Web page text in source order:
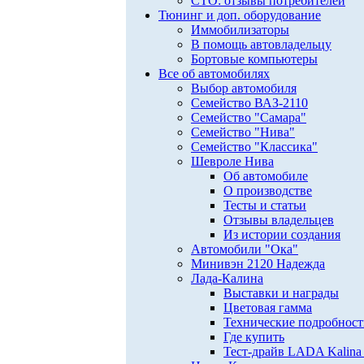
Тюнинг и доп. оборудование
Иммобилизаторы
В помощь автовладельцу
Бортовые компьютеры
Все об автомобилях
Выбор автомобиля
Семейство ВАЗ-2110
Семейство "Самара"
Семейство "Нива"
Семейство "Классика"
Шевроле Нива
Об автомобиле
О производстве
Тесты и статьи
Отзывы владельцев
Из истории создания
Автомобили "Ока"
Минивэн 2120 Надежда
Лада-Калина
Выставки и награды
Цветовая гамма
Технические
Где купить
Тест-драйв LADA Kalina